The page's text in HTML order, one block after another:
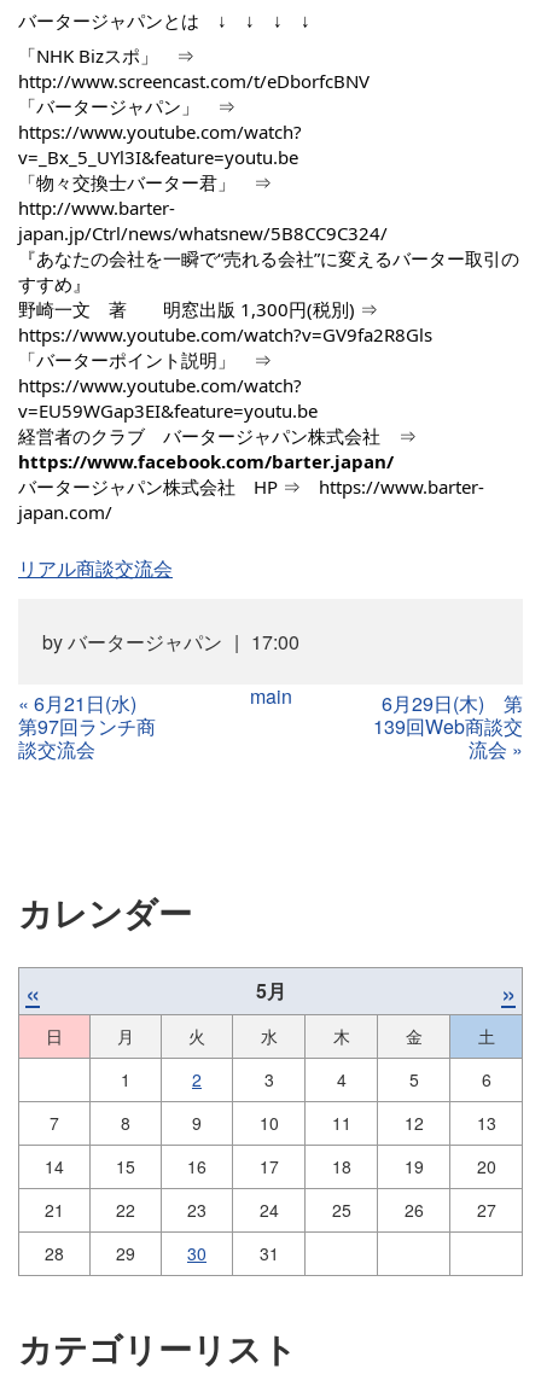
バータージャパンとは ↓ ↓ ↓ ↓
「NHK Bizスポ」 ⇒
http://www.screencast.com/t/eDborfcBNV
「バータージャパン」 ⇒
https://www.youtube.com/watch?
v=_Bx_5_UYl3I&feature=youtu.be
「物々交換士バーター君」 ⇒
http://www.barter-
japan.jp/Ctrl/news/whatsnew/5B8CC9C324/
『あなたの会社を一瞬で“売れる会社”に変えるバーター取引の
すすめ』
野崎一文 著 明窓出版 1,300円(税別) ⇒
https://www.youtube.com/watch?v=GV9fa2R8Gls
「バーターポイント説明」 ⇒
https://www.youtube.com/watch?
v=EU59WGap3EI&feature=youtu.be
経営者のクラブ バータージャパン株式会社 ⇒
https://www.facebook.com/barter.japan/
バータージャパン株式会社 HP ⇒ https://www.barter-
japan.com/
リアル商談交流会
byバータージャパン 17:00
« 6月21日(水)
第97回ランチ商
談交流会
main
6月29日(木) 第
139回Web商談交
流会 »
カレンダー
« 5月 »
日 月 火 水 木 金
土
1
2 3 4 5
6
7
8 9 10 11 12
13
14
15 16 17 18 19
20
21
22 23 24 25 26
27
28
29 30 31
カテゴリーリスト